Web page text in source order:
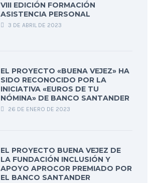
VIII EDICIÓN FORMACIÓN
ASISTENCIA PERSONAL
3 DE ABRIL DE 2023
EL PROYECTO «BUENA VEJEZ» HA
SIDO RECONOCIDO POR LA
INICIATIVA «EUROS DE TU
NÓMINA» DE BANCO SANTANDER
26 DE ENERO DE 2023
EL PROYECTO BUENA VEJEZ DE
LA FUNDACIÓN INCLUSIÓN Y
APOYO APROCOR PREMIADO POR
EL BANCO SANTANDER